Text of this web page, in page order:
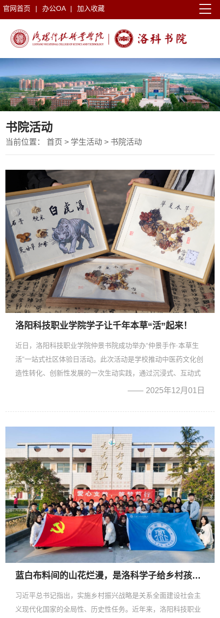
官网首页 | 办公OA | 加入收藏
书院活动
当前位置： 首页 > 学生活动 > 书院活动
洛阳科技职业学院学子让千年本草“活”起来！
近日，洛阳科技职业学院仲景书院成功举办“仲景手作·本草生
活”一站式社区体验日活动。此次活动是学校推动中医药文化创
造性转化、创新性发展的一次生动实践，通过沉浸式、互动式
体验，将中医药精髓从典籍文献融入学生社区，让千年本草在
一项...
2025年12月01日
蓝白布料间的山花烂漫，是洛科学子给乡村孩子最浪漫的礼物
习近平总书记指出，实施乡村振兴战略是关系全面建设社会主
义现代化国家的全局性、历史性任务。近年来，洛阳科技职业